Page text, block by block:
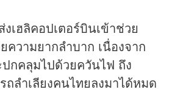
เฮลิคอปเตอร์บินเข้าช่วย
ความยากลำบาก เนื่องจาก
กคลุมไปด้วยควันไฟ ถึง
ถลำเลียงคนไทยลงมาได้หมด